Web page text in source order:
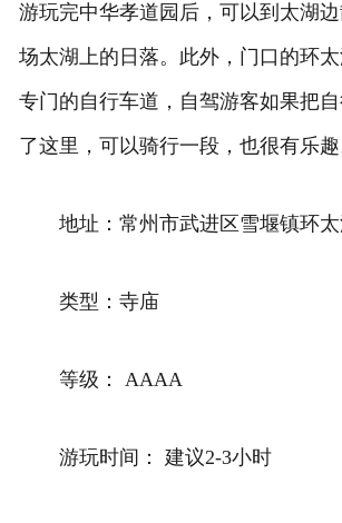
游玩完中华孝道园后，可以到太湖
场太湖上的日落。此外，门口的环
专门的自行车道，自驾游客如果把
了这里，可以骑行一段，也很有乐趣
地址：常州市武进区雪堰镇环太
类型：寺庙
等级： AAAA
游玩时间： 建议2-3小时